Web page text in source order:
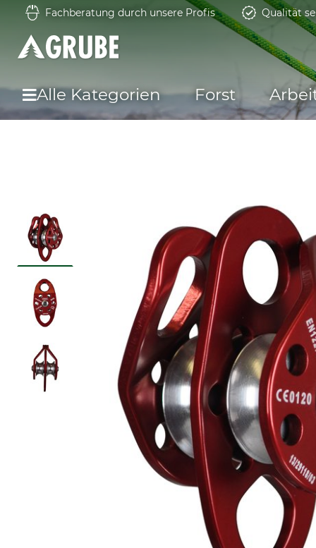
Fachberatung durch unsere Profis Qualität
Alle Kategorien Forst